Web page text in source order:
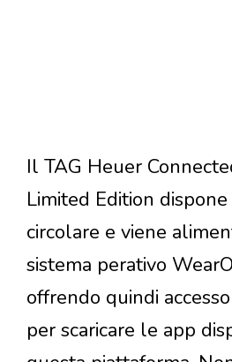
Il TAG Heuer
Limited Edition
circolare e viene
sistema perativo
offrendo quindi
per scaricare le app